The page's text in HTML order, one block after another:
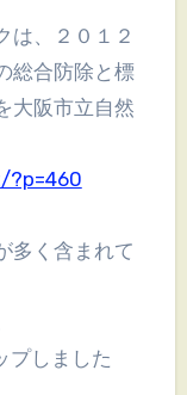
総合防除と標
大阪市立自然
?p=460
多く含まれて
プしました